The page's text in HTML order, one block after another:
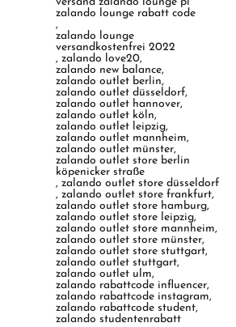
zalando lounge rabatt code
,
zalando lounge
versandkostenfrei 2022
, zalando love20,
zalando new balance,
zalando outlet berlin,
zalando outlet düsseldorf,
zalando outlet hannover,
zalando outlet köln,
zalando outlet leipzig,
zalando outlet mannheim,
zalando outlet münster,
zalando outlet store berlin
köpenicker straße
, zalando outlet store düsseldorf
, zalando outlet store frankfurt,
zalando outlet store hamburg,
zalando outlet store leipzig,
zalando outlet store mannheim,
zalando outlet store münster,
zalando outlet store stuttgart,
zalando outlet stuttgart,
zalando outlet ulm,
zalando rabattcode influencer,
zalando rabattcode instagram,
zalando rabattcode student,
zalando studentenrabatt